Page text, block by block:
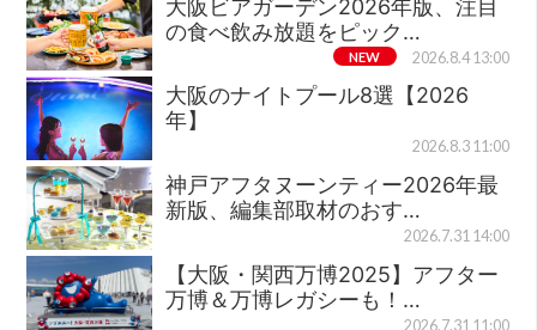
大阪ビアガーデン2026年版、注目
の食べ飲み放題をピック…
NEW 2026.8.4 13:00
大阪のナイトプール8選【2026
年】
2026.8.3 11:00
神戸アフタヌーンティー2026年最
新版、編集部取材のおす…
2026.7.31 14:00
【大阪・関西万博2025】アフター
万博＆万博レガシーも！…
2026.7.31 11:00